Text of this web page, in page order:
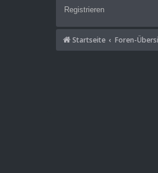
Registrieren
Startseite Foren-